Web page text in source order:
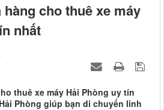
cho thuê xe máy
nhất
thuê xe máy Hải Phòng uy tín
Phòng giúp bạn di chuyển linh